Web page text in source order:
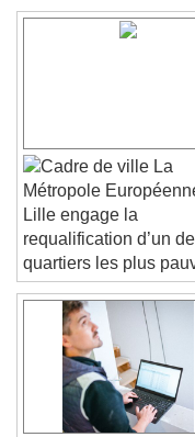
Caption
Color
Font Size
Text Edge
Font Family
La
Métropole
Lille engage la
requalification d’un de
quartiers les plus